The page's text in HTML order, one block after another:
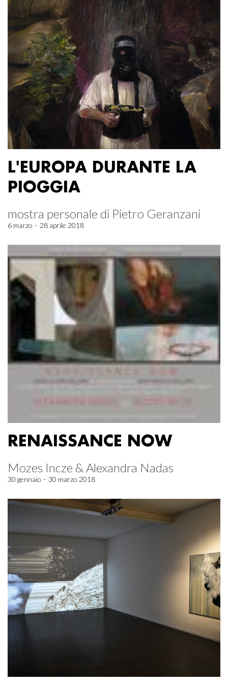
L'EUROPA DURANTE LA
PIOGGIA
mostra personale di Pietro Geranzani
6 marzo – 28 aprile 2018
RENAISSANCE NOW
Mozes Incze & Alexandra Nadas
30 gennaio – 30 marzo 2018